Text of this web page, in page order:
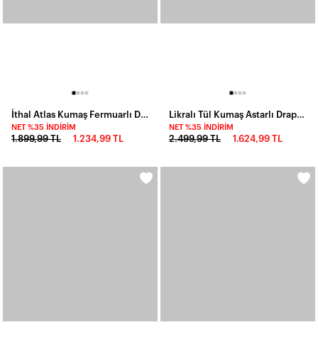
NET %35 İNDIRIM
1.899,99 TL 1.234,99 TL
NET %35 İNDIRIM
2.499,99 TL 1.624,99 TL